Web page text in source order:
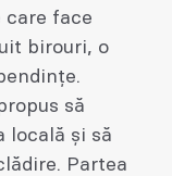
care face
birouri, o
să
locală și să
Partea